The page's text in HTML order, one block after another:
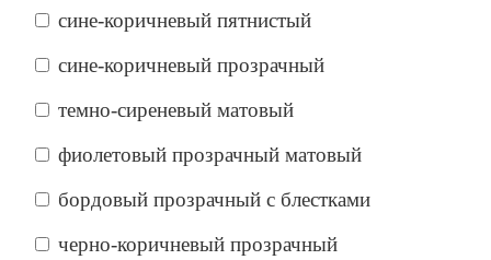
сине-коричневый пятнистый
сине-коричневый прозрачный
темно-сиреневый матовый
фиолетовый прозрачный матовый
бордовый прозрачный с блестками
черно-коричневый прозрачный